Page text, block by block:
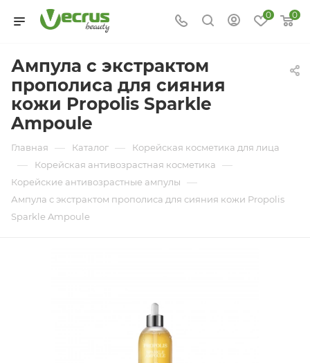
0 0
Ампула с экстрактом
прополиса для сияния
кожи Propolis Sparkle
Ampoule
Главная — Каталог — Корейская косметика для лица
— Корейская антивозрастная косметика —
Корейские антивозрастные ампулы —
Ампула с экстрактом прополиса для сияния кожи Propolis
Sparkle Ampoule